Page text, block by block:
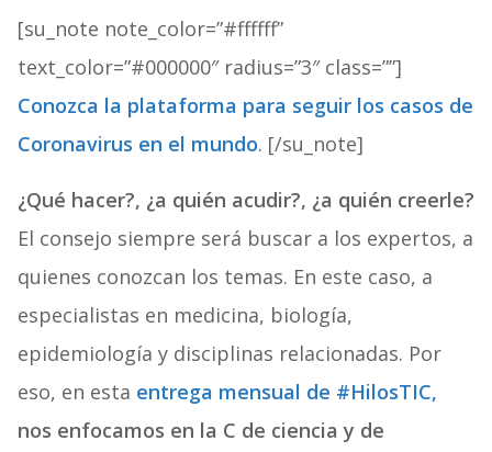
[su_note note_color=”#ffffff”
text_color=”#000000″ radius=”3″ class=””]
Conozca la plataforma para seguir los casos de
Coronavirus en el mundo. [/su_note]
¿Qué hacer?, ¿a quién acudir?, ¿a quién creerle?
El consejo siempre será buscar a los expertos, a
quienes conozcan los temas. En este caso, a
especialistas en medicina, biología,
epidemiología y disciplinas relacionadas. Por
eso, en esta entrega mensual de #HilosTIC,
nos enfocamos en la C de ciencia y de